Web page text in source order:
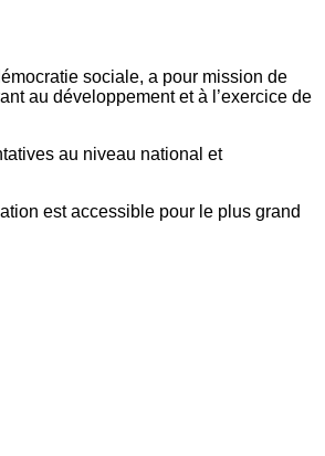
sociale, a pour mission de
au développement et à l’exercice de
au niveau national et
est accessible pour le plus grand